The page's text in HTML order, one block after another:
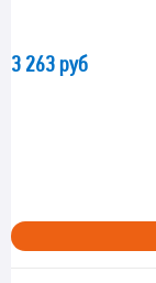
3 263 руб